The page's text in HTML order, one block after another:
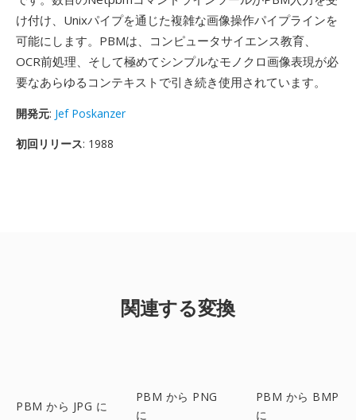
け付け、Unixパイプを通じた複雑な画像操作パイプラインを
可能にします。PBMは、コンピュータサイエンス教育、
OCR前処理、そして極めてシンプルなモノクロ画像表現が必
要なあらゆるコンテキストで引き続き使用されています。
開発元: Jef Poskanzer
初回リリース: 1988
関連する変換
PBM から JPG に
PBM から PNG
に
PBM から BMP
に